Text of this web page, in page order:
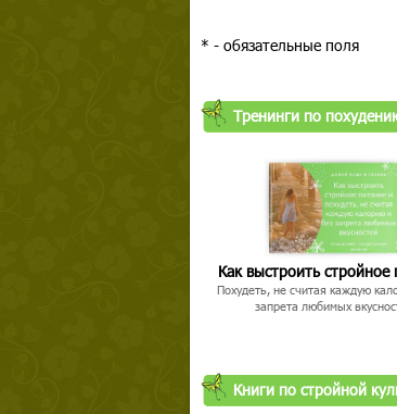
* - обязательные поля
Тренинги по
Как выстроить стройное
Похудеть, не считая каждую
запрета любимых
Книги по стройной